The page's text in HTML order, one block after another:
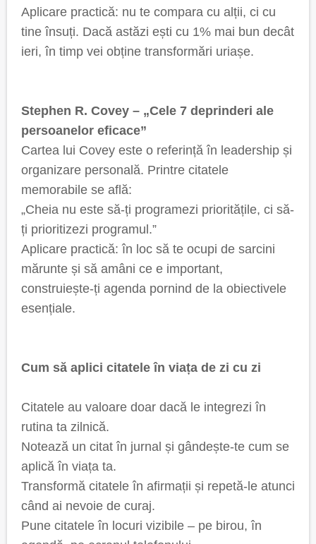
Aplicare practică: nu te compara cu alții, ci cu
tine însuți. Dacă astăzi ești cu 1% mai bun decât
ieri, în timp vei obține transformări uriașe.
Stephen R. Covey – „Cele 7 deprinderi ale
persoanelor eficace”
Cartea lui Covey este o referință în leadership și
organizare personală. Printre citatele
memorabile se află:
„Cheia nu este să-ți programezi prioritățile, ci să-
ți prioritizezi programul.”
Aplicare practică: în loc să te ocupi de sarcini
mărunte și să amâni ce e important,
construiește-ți agenda pornind de la obiectivele
esențiale.
Cum să aplici citatele în viața de zi cu zi
Citatele au valoare doar dacă le integrezi în
rutina ta zilnică.
Notează un citat în jurnal și gândește-te cum se
aplică în viața ta.
Transformă citatele în afirmații și repetă-le atunci
când ai nevoie de curaj.
Pune citatele în locuri vizibile – pe birou, în